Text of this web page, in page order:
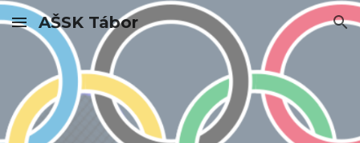
Skip to main content Skip to navigation
AŠSK Tábor